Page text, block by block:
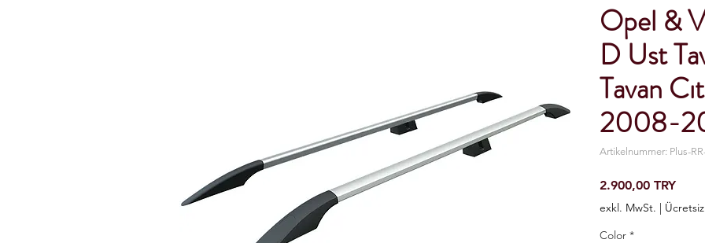
Opel &
D Ust
Tavan
2008-
Artikelnummer: Plus-
2.900,00 TRYPreis
exkl. MwSt. |
Color *